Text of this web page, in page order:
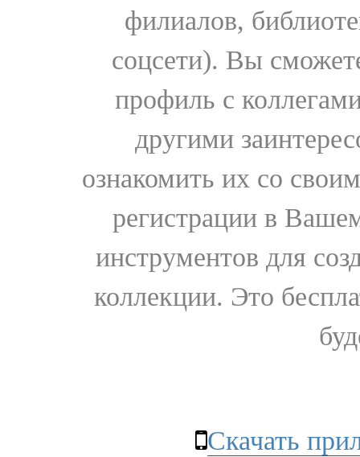
филиалов,
соцсети). Вы
профиль с
другими
ознакомить их со
регистрации в
инструментов для
коллекции. Это
Скачать